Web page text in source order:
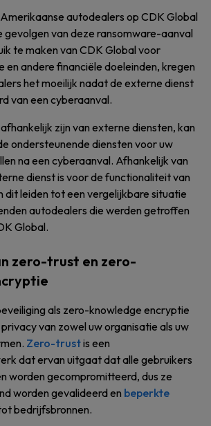
autodealers op CDK Global
gevolgen van deze ransomware-aanval
te maken van CDK Global voor
en andere financiële doeleinden, kregen
het moeilijk nadat de externe dienst
van een cyberaanval.
zijn van externe diensten, kan
ondersteunende diensten voor uw
na een cyberaanval. Afhankelijk van
dienst is voor de functionaliteit van
dit leiden tot een vergelijkbare situatie
autodealers die werden getroffen
Global.
zero-trust en zero-
als zero-knowledge encryptie
van zowel uw organisatie als uw
Zero-trustis een
dat ervan uitgaat dat alle gebruikers
worden gecompromitteerd, dus ze
worden gevalideerd en beperkte
bedrijfsbronnen.